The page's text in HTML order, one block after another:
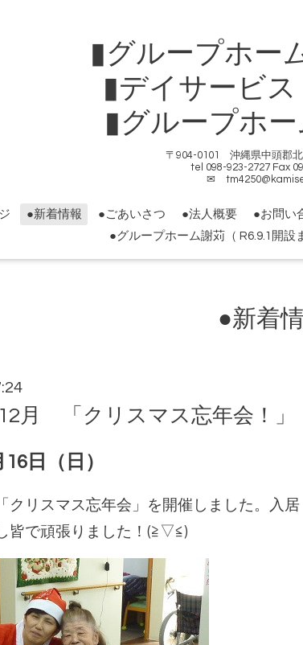
▮グループホー
▮デイサービ
▮グループホーム
〒904-0101 沖縄県中頭郡北
tel 098-923-2727 Fax
✉
●新着情報 ●ごあいさつ ●法人概要 ●お問い
●グループホーム謝苅（ R6.9.1開設
●新着
月 「クリスマス忘年会！」
日（日）
クリスマス忘年会」を開催しました。入居
皆で頑張りました！(≧▽≦)